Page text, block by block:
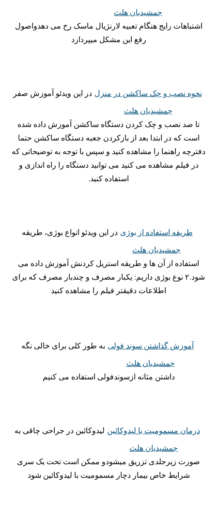
جمشیدیان هلث
اشتباهات رایج هنگام تعبیه لارنژیال ماسک رخ می دهدواصول
رفع این مشکل میپردازد
نحوه نصب و چک ساکشن در منزل
جمشیدیان هلث
در این وید‌‌ئو آموزش صفر
تا صد نصب و چک کردن دستگاه ساکشن آموزش داده شده
است که در ابتدا بعد از بازکردن جعبه دستگاه ساکشن حتما
دفترچه راهنما را مشاهده کنید و س‍‍‍‍‍پس با توجه به توضیحاتی که
در فیلم مشاهده می کنید می توانید دستگاه را راه اندازی و
استفاده کنید.
طریقه استفاده از بوژی
جمشیدیان هلث
در این ویدئو انواع بوژی، طریقه
استفاده از آن ها و طریقه استریل کردنش آموزش داده می
شود.۲ نوع بوژی داریم: یکبار مصرف و چندبار مصرف که برای
اطلاعات دقیقتر فیلم را مشاهده کنید
آموزش گذاشتن سوند فولی
جمشیدیان هلث
به طور کلی برای خالی نگه
داشتن مثانه ازسوندفولی استفاده می کنیم
درمان مسمومیت با لیدوکائین
جمشیدیان هلث
لیدوکائین در جراحی چاقی به
صورت زیرجلدی تزریق میشودو ممکن است تحت یک سری
شرایط خاص بیمار دچار مسمومیت با لیدوکائین شود